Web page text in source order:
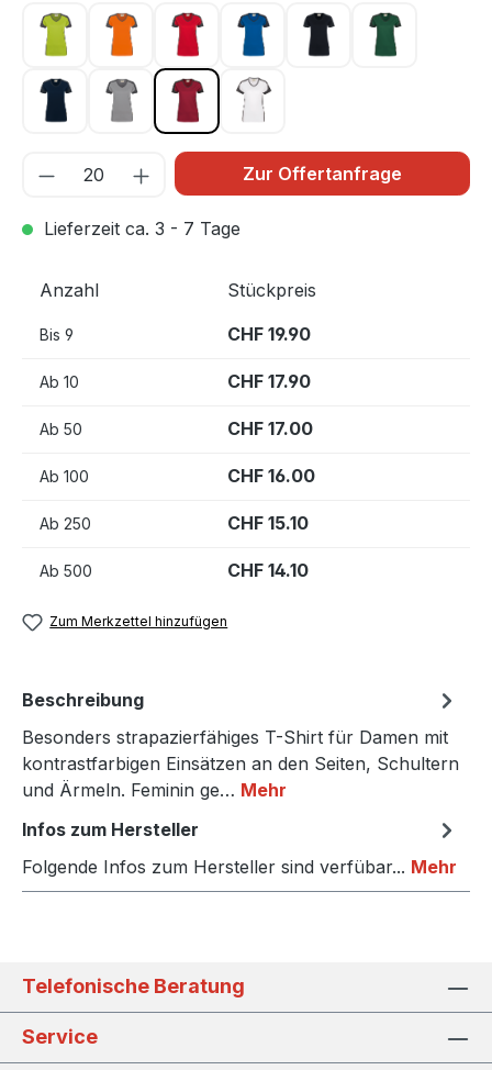
kiwi 040 orange 027rot 002 royalblau 010schwarz 005tanne 072
tinte 034 titan 043 weinrot 017weiß 001
Zur Offertanfrage
Lieferzeit ca. 3 - 7 Tage
Anzahl Stückpreis
Bis 9 CHF 19.90
Ab 10 CHF 17.90
Ab 50 CHF 17.00
Ab 100 CHF 16.00
Ab 250 CHF 15.10
Ab 500 CHF 14.10
Zum Merkzettel hinzufügen
Beschreibung
Besonders strapazierfähiges T-Shirt für Damen mit
kontrastfarbigen Einsätzen an den Seiten, Schultern
und Ärmeln. Feminin ge… Mehr
Infos zum Hersteller
Folgende Infos zum Hersteller sind verfübar... Mehr
Telefonische Beratung
Service